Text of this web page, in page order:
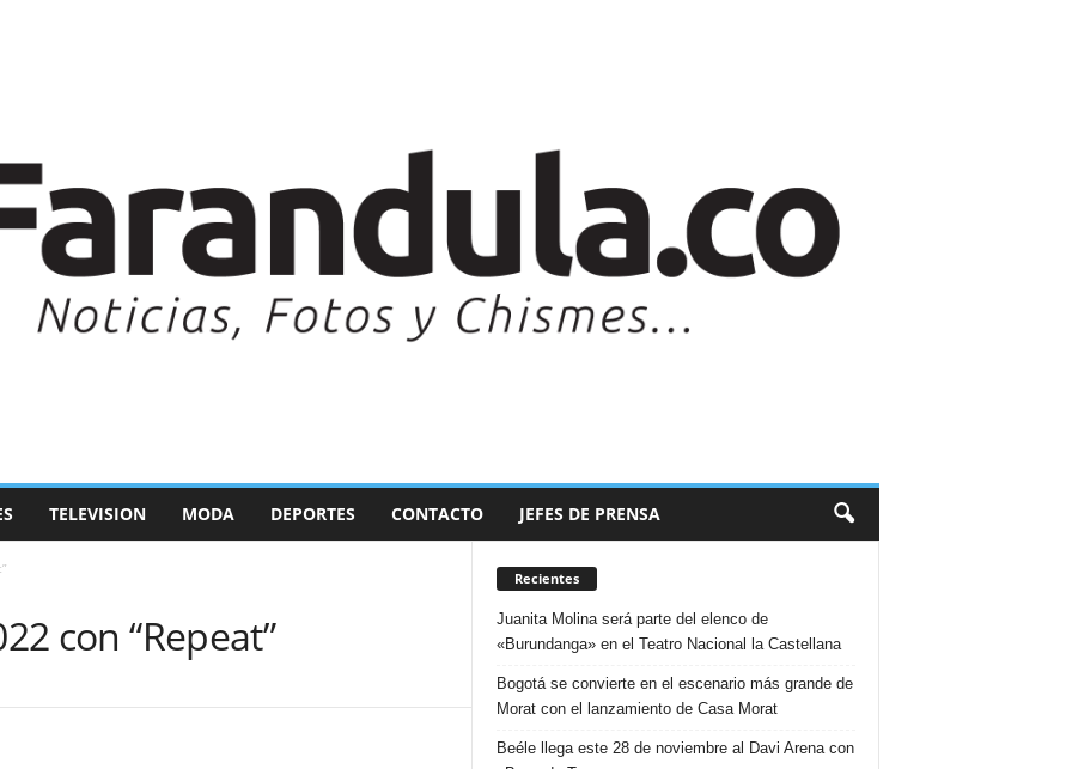
TELEVISION MODA DEPORTES CONTACTO JEFES DE PRENSA
con “Repeat”
Recientes
Juanita Molina será parte del elenco de
«Burundanga» en el Teatro Nacional la Castellana
Bogotá se convierte en el escenario más grande de
Morat con el lanzamiento de Casa Morat
Beéle llega este 28 de noviembre al Davi Arena con